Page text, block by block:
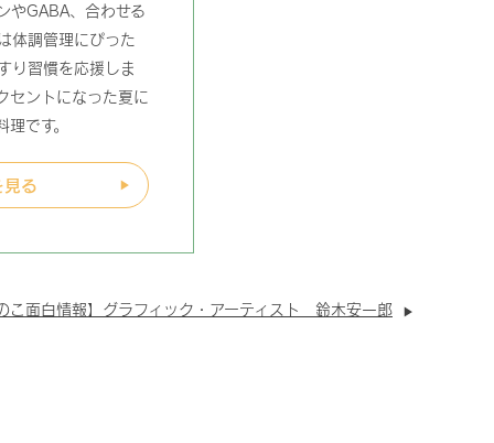
やGABA、合わせる
体調管理にぴった
り習慣を応援しま
セントになった夏に
です。
見る
のこ面白情報】グラフィック・アーティスト 鈴木安一郎